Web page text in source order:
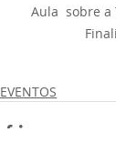
Aula  sobre a
EVENTOS